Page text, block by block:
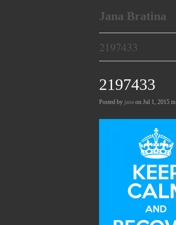
Jana Bratina
2197433
2197433
Posted by jana on Jul 1, 2015 in